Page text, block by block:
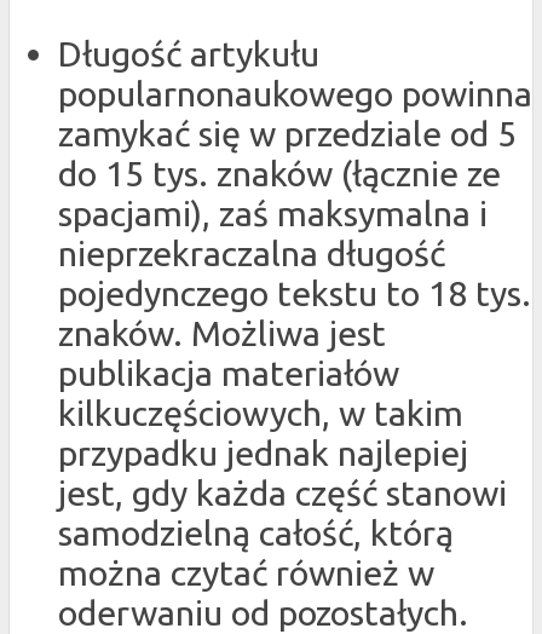
Długość artykułu
popularnonaukowego powinna
zamykać się w przedziale od 5
do 15 tys. znaków (łącznie ze
spacjami), zaś maksymalna i
nieprzekraczalna długość
pojedynczego tekstu to 18 tys.
znaków. Możliwa jest
publikacja materiałów
kilkuczęściowych, w takim
przypadku jednak najlepiej
jest, gdy każda część stanowi
samodzielną całość, którą
można czytać również w
oderwaniu od pozostałych.